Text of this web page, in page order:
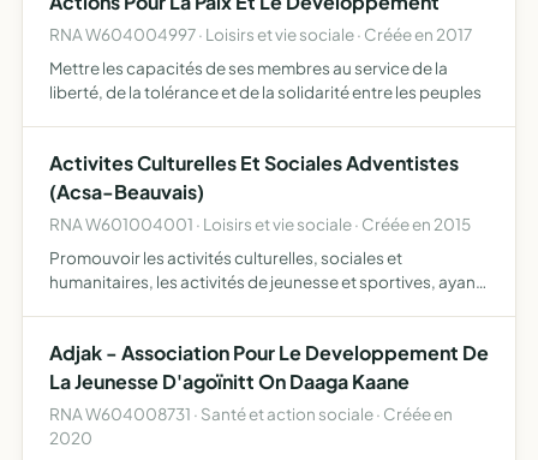
RNA W604004997 · Loisirs et vie sociale · Créée en 2017
Mettre les capacités de ses membres au service de la
liberté, de la tolérance et de la solidarité entre les peuples
Activites Culturelles Et Sociales Adventistes
(Acsa-Beauvais)
RNA W601004001 · Loisirs et vie sociale · Créée en 2015
Promouvoir les activités culturelles, sociales et
humanitaires, les activités de jeunesse et sportives, ayant
Adjak - Association Pour Le Developpement De
La Jeunesse D'agoïnitt On Daaga Kaane
RNA W604008731 · Santé et action sociale · Créée en
2020